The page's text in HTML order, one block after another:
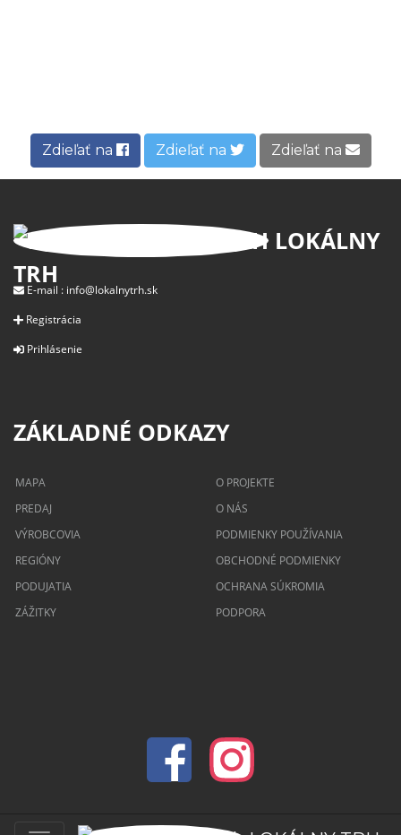
Zdieľať na Zdieľať na Zdieľať na
LOKÁLNY
TRH
E-mail : info@lokalnytrh.sk
Registrácia
Prihlásenie
ZÁKLADNÉ ODKAZY
MAPA
PREDAJ
VÝROBCOVIA
REGIÓNY
PODUJATIA
ZÁŽITKY
O PROJEKTE
O NÁS
PODMIENKY POUŽÍVANIA
OBCHODNÉ PODMIENKY
OCHRANA SÚKROMIA
PODPORA
© 2026 lokalnytrh.sk Všetky práva vyhradené